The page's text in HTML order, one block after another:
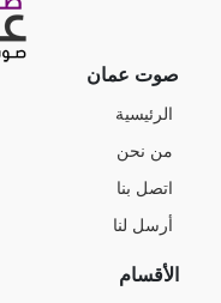
صوت عمان
الرئيسية
من نحن
اتصل بنا
أرسل لنا
الأقسام